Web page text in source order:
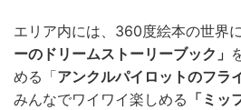
エリア内には、360度絵本の世界
ーのドリームストーリーブック」
める「アンクルパイロットのフラ
みんなでワイワイ楽しめる 「ミッ